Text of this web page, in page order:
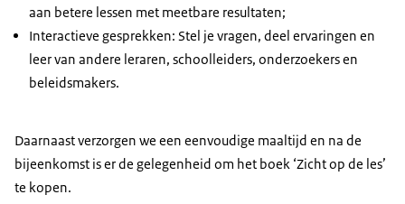
aan betere lessen met meetbare resultaten;
Interactieve gesprekken: Stel je vragen, deel ervaringen en
leer van andere leraren, schoolleiders, onderzoekers en
beleidsmakers.
Daarnaast verzorgen we een eenvoudige maaltijd en na de
bijeenkomst is er de gelegenheid om het boek ‘Zicht op de les’
te kopen.